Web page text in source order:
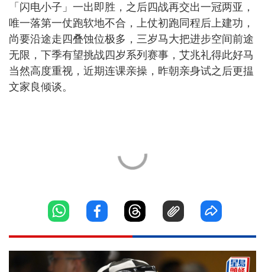
「闪电小子」一出即胜，之后四战再交出一冠两亚，
唯一落第一仗跑软地不合，上仗初跑同程后上建功，
尚要沿途走四叠蚀位极多，三岁马大把进步空间前途
无限，下季有望挑战四岁系列赛事，艾兆礼得此好马
当然高度重视，近期连课亲操，昨朝亲身试之后更揾
文家良倾谈。